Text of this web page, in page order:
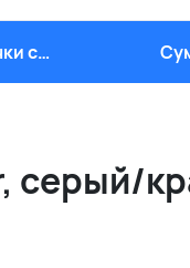
с
серый/